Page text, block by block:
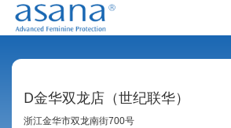
阿莎娜女孩
D金华双龙店（世纪联华）
浙江金华市双龙南街700号